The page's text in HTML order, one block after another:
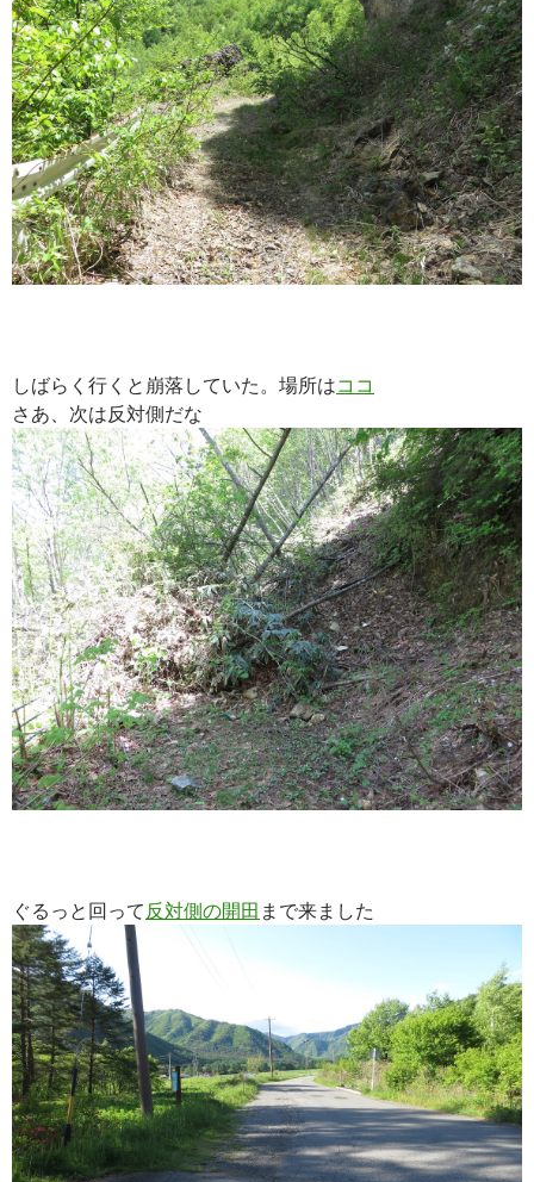
しばらく行くと崩落していた。場所はココ
さあ、次は反対側だな
ぐるっと回って 反対側の開田 まで来ました